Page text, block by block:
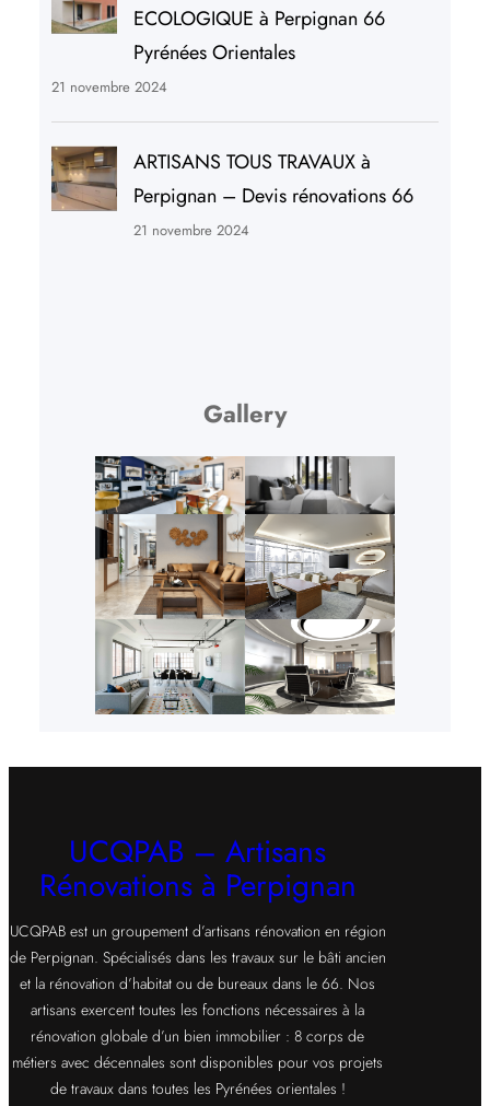
ECOLOGIQUE à Perpignan 66
Pyrénées Orientales
21 novembre 2024
ARTISANS TOUS TRAVAUX à
Perpignan – Devis rénovations 66
21 novembre 2024
Gallery
UCQPAB – Artisans
Rénovations à Perpignan
UCQPAB est un groupement d’artisans rénovation en région
de Perpignan. Spécialisés dans les travaux sur le bâti ancien
et la rénovation d’habitat ou de bureaux dans le 66. Nos
artisans exercent toutes les fonctions nécessaires à la
rénovation globale d’un bien immobilier : 8 corps de
métiers avec décennales sont disponibles pour vos projets
de travaux dans toutes les Pyrénées orientales !